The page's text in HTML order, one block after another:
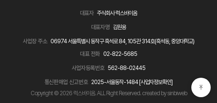
대표자 주식회사 럭스바이옴
대표자명 김원용
사업장 주소 06974 서울특별시 동작구 흑석로 84, 105관 314호(흑석동, 중앙대학교)
대표 전화 02-822-5685
사업자등록번호 562-88-02445
통신판매업 신고번호 2025-서울동작-1484 [사업자정보확인]
Copyright © 2026 럭스바이옴. ALL Right Reserved. created bysinbiweb